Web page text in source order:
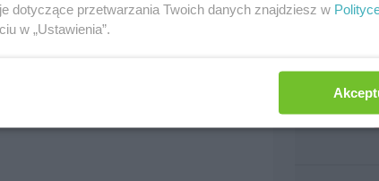
Czy
dotyczące przetwarzania Twoich danych znajdziesz w
w „Ustawienia”.